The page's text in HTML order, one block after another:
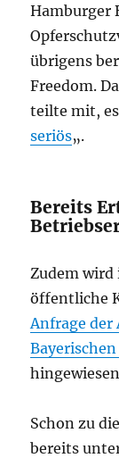
Hamburger
übrigens
Freedom.
teilte mit,
seriös„.
Bereits
Zudem
öffentliche
Anfrage der
Schon zu
bereits